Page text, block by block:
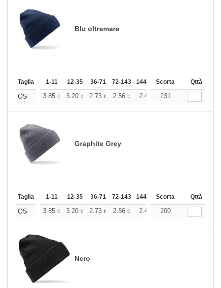
Blu oltremare
Taglia 1-11 12-35 36-71 72-143 144-287 288 + Altri
Scorta Qttà
OS 3.85 € 3.20 € 2.73 € 2.56 € 2.43 2.41
231
Graphite Grey
Taglia 1-11 12-35 36-71 72-143 144-287 288 + Altri
Scorta Qttà
OS 3.85 € 3.20 € 2.73 € 2.56 € 2.43 2.41
200
Nero